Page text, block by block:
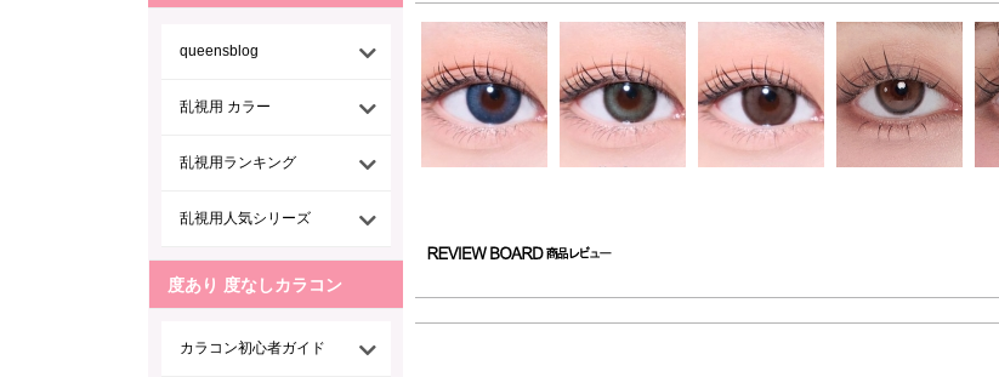
queensblog
乱視用 カラー
乱視用ランキング
乱視用人気シリーズ
度あり 度なしカラコン
カラコン初心者ガイド